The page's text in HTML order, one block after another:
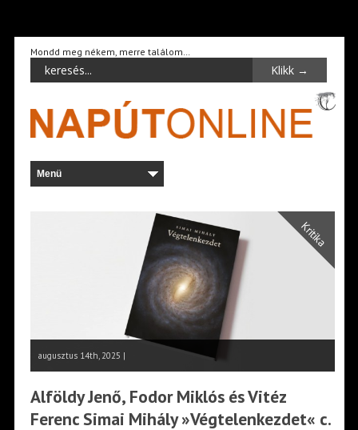
Mondd meg nékem, merre találom…
Kritika
augusztus 14th, 2025 |
Alföldy Jenő, Fodor Miklós és Vitéz
Ferenc Simai Mihály »Végtelenkezdet« c.